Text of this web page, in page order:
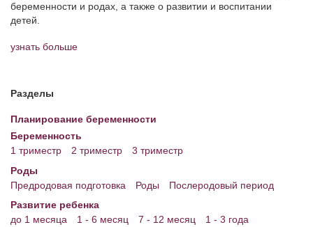
СООБЩЕСТВА
Энциклопедия
МАМИНА БИБЛИОТЕКА
Имена. Святцы
Энциклопедия беременных
Мамина энциклопедия
беременности и родах, а также о развитии и воспитании
детей.
узнать больше
Разделы
Планирование беременности
Беременность
1 триместр
2 триместр
3 триместр
Роды
Предродовая подготовка
Роды
Послеродовый период
Развитие ребенка
до 1 месяца
1 - 6 месяц 7 - 12 месяц
1 - 3 года